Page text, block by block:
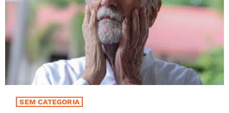
SEM CATEGORIA